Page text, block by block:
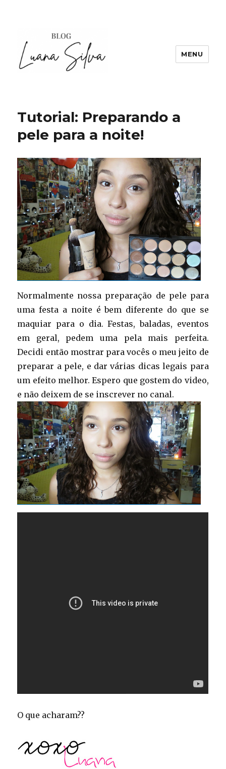
MENU
Tutorial: Preparando a
pele para a noite!
Normalmente nossa preparação de pele para
uma festa a noite é bem diferente do que se
maquiar para o dia. Festas, baladas, eventos
em geral, pedem uma pela mais perfeita.
Decidi então mostrar para vocês o meu jeito de
preparar a pele, e dar várias dicas legais para
um efeito melhor. Espero que gostem do video,
e não deixem de se inscrever no canal.
O que acharam??